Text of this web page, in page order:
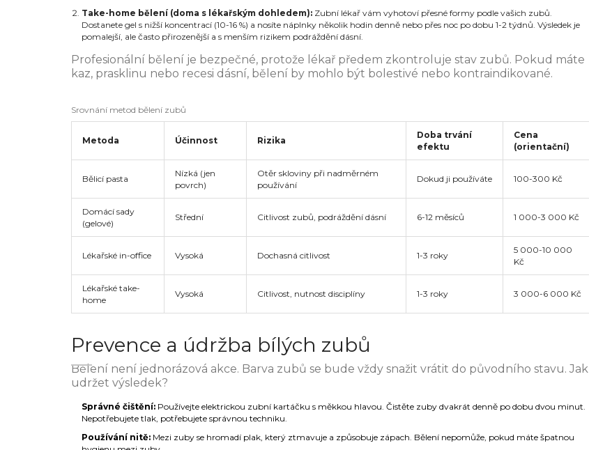
Take-home bělení (doma s lékařským dohledem): Zubní lékař vám vyhotoví přesné formy podle vašich zubů.
Dostanete gel s nižší koncentrací (10-16 %) a nosíte náplnky několik hodin denně nebo přes noc po dobu 1-2 týdnů. Výsledek je
pomalejší, ale často přirozenější a s menším rizikem podráždění dásní.
Profesionální bělení je bezpečné, protože lékař předem zkontroluje stav zubů. Pokud máte
kaz, prasklinu nebo recesi dásní, bělení by mohlo být bolestivé nebo kontraindikované.
Srovnání metod bělení zubů
Metoda Účinnost Rizika
Doba trvání
efektu
Cena
(orientační)
Bělicí pasta
Nízká (jen
povrch)
Otěr skloviny při nadměrném
používání
Dokud ji používáte 100-300 Kč
Domácí sady
(gelové)
Střední Citlivost zubů, podráždění dásní 6-12 měsíců 1 000-3 000 Kč
Lékařské in-office Vysoká Dochasná citlivost 1-3 roky
5 000-10 000
Kč
Lékařské take-
home
Vysoká Citlivost, nutnost disciplíny 1-3 roky 3 000-6 000 Kč
Prevence a údržba bílých zubů
Bělení není jednorázová akce. Barva zubů se bude vždy snažit vrátit do původního stavu. Jak
udržet výsledek?
Správné čištění: Používejte elektrickou zubní kartáčku s měkkou hlavou. Čistěte zuby dvakrát denně po dobu dvou minut.
Nepotřebujete tlak, potřebujete správnou techniku.
Používání nitě: Mezi zuby se hromadí plak, který ztmavuje a způsobuje zápach. Bělení nepomůže, pokud máte špatnou